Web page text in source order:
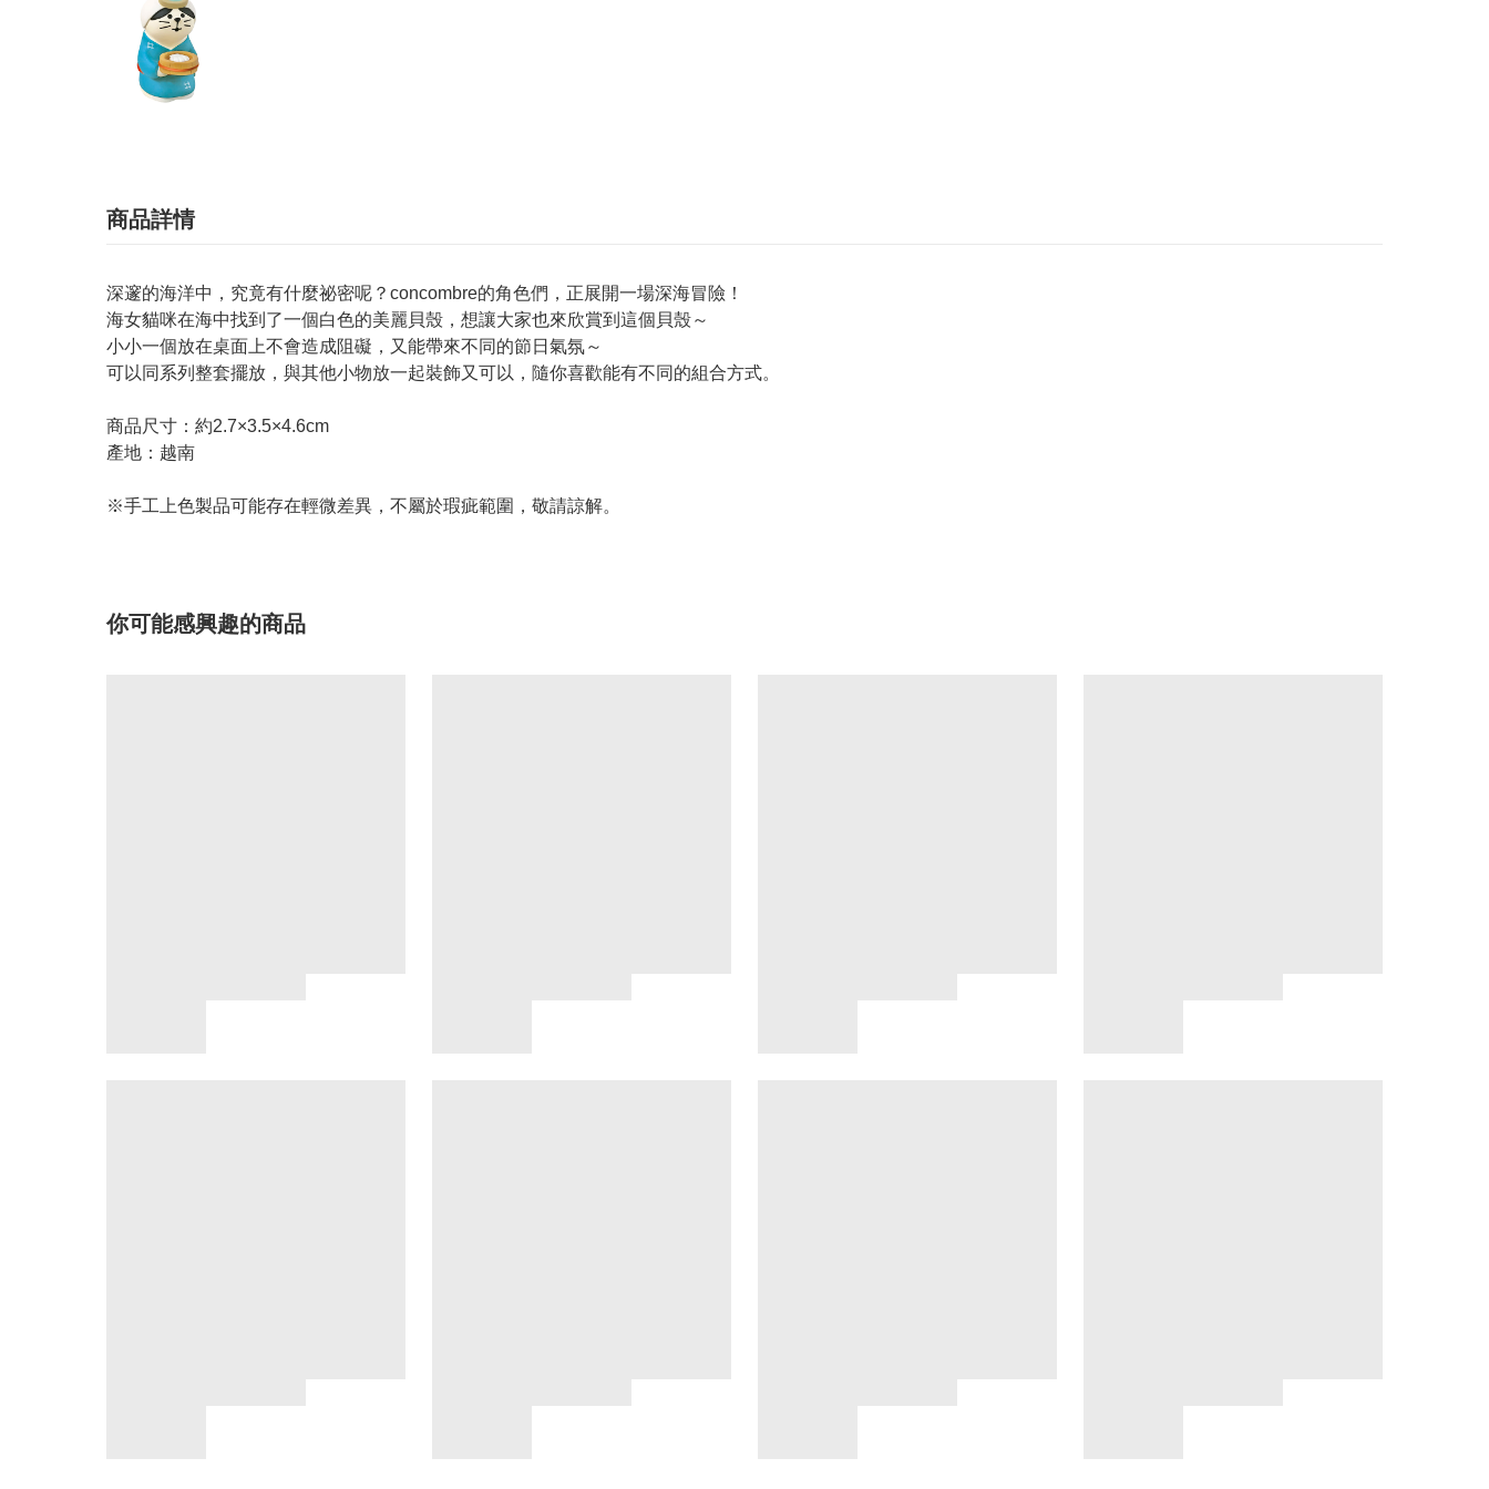
商品詳情
深邃的海洋中，究竟有什麼祕密呢？concombre的角色們，正展開一場深海冒險！
海女貓咪在海中找到了一個白色的美麗貝殼，想讓大家也來欣賞到這個貝殼～
小小一個放在桌面上不會造成阻礙，又能帶來不同的節日氣氛～
可以同系列整套擺放，與其他小物放一起裝飾又可以，隨你喜歡能有不同的組合方式。
商品尺寸：約2.7×3.5×4.6cm
產地：越南
※手工上色製品可能存在輕微差異，不屬於瑕疵範圍，敬請諒解。
你可能感興趣的商品